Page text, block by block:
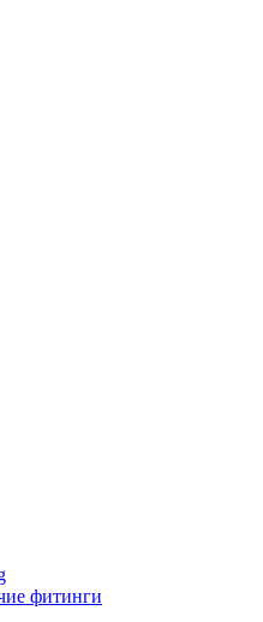
фитинги